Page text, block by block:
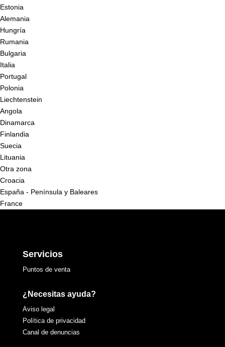
Estonia
Alemania
Hungría
Rumania
Bulgaria
Italia
Portugal
Polonia
Liechtenstein
Angola
Dinamarca
Finlandia
Suecia
Lituania
Otra zona
Croacia
España - Península y Baleares
France
Servicios
Puntos de venta
¿Necesitas ayuda?
Aviso legal
Política de privacidad
Canal de denuncias